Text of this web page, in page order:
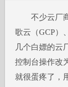
不少云厂
歌云（GCP）
几个白嫖的云
控制台操作改
就很蛋疼了，